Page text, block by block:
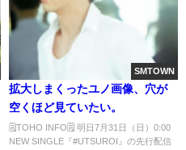
SMTOWN
拡大しまくったユノ画像、穴が
空くほど見ていたい。
🗒TOHO INFO🗒 明日7月31日（日）0:00
NEW SINGLE『#UTSUROI』の先行配信